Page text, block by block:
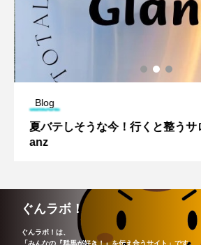
Blog
夏バテしそうな今！行くと整うサ
anz
ぐんラボ！
ぐんラボ！は、
「みんなの『群馬が好き！』を伝え合うサイト」です。